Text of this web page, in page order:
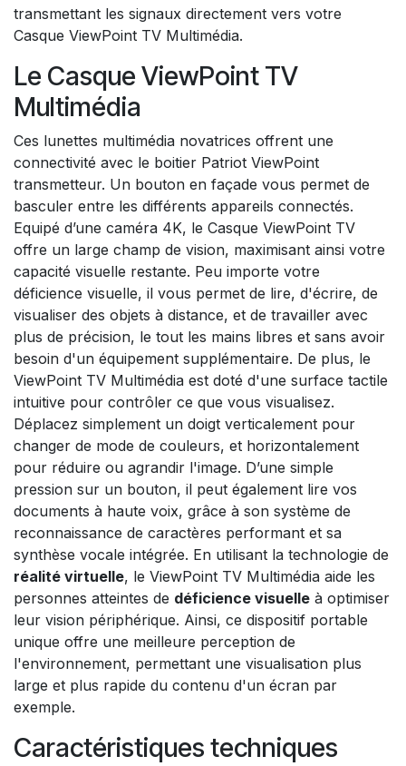
transmettant les signaux directement vers votre
Casque ViewPoint TV Multimédia.
Le Casque ViewPoint TV
Multimédia
Ces lunettes multimédia novatrices offrent une
connectivité avec le boitier Patriot ViewPoint
transmetteur. Un bouton en façade vous permet de
basculer entre les différents appareils connectés.
Equipé d’une caméra 4K, le Casque ViewPoint TV
offre un large champ de vision, maximisant ainsi votre
capacité visuelle restante. Peu importe votre
déficience visuelle, il vous permet de lire, d'écrire, de
visualiser des objets à distance, et de travailler avec
plus de précision, le tout les mains libres et sans avoir
besoin d'un équipement supplémentaire. De plus, le
ViewPoint TV Multimédia est doté d'une surface tactile
intuitive pour contrôler ce que vous visualisez.
Déplacez simplement un doigt verticalement pour
changer de mode de couleurs, et horizontalement
pour réduire ou agrandir l'image. D’une simple
pression sur un bouton, il peut également lire vos
documents à haute voix, grâce à son système de
reconnaissance de caractères performant et sa
synthèse vocale intégrée. En utilisant la technologie de
réalité virtuelle, le ViewPoint TV Multimédia aide les
personnes atteintes de déficience visuelle à optimiser
leur vision périphérique. Ainsi, ce dispositif portable
unique offre une meilleure perception de
l'environnement, permettant une visualisation plus
large et plus rapide du contenu d'un écran par
exemple.
Caractéristiques techniques